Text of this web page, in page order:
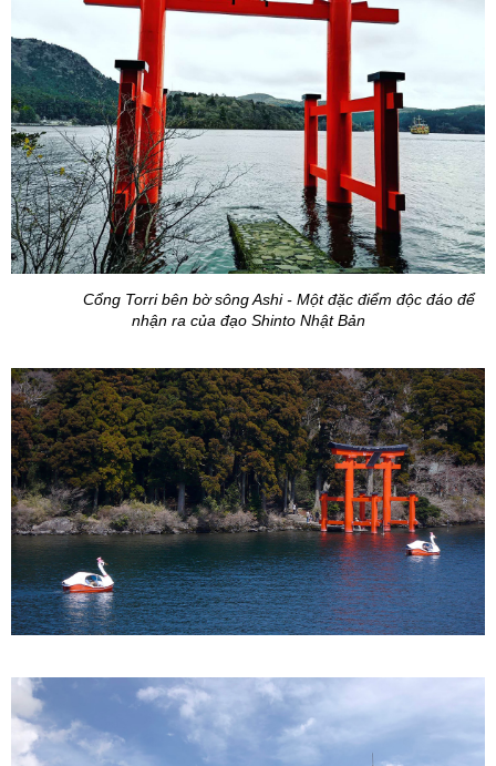
Cổng Torri bên bờ sông Ashi - Một đặc điểm độc đáo để
nhận ra của đạo Shinto Nhật Bản